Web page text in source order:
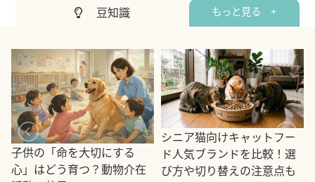
豆知識 もっと見る +
子供の「命を大切にする
心」はどう育つ？動物介在
シニア猫向けキャットフー
ド人気ブランドを比較！選
び方や切り替えの注意点も